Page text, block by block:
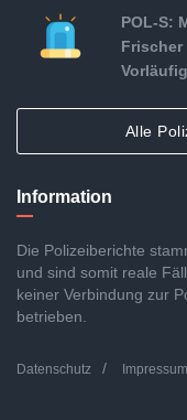
POL-S:
Frischer
Alle
Information
Die Polizeiberichte
und sind somit reale
keiner Verbindung zur
betrieben.
Datenschutz Impressum